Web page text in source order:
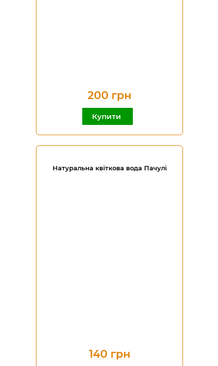
200 грн
Купити
Натуральна квіткова вода Пачулі
140 грн